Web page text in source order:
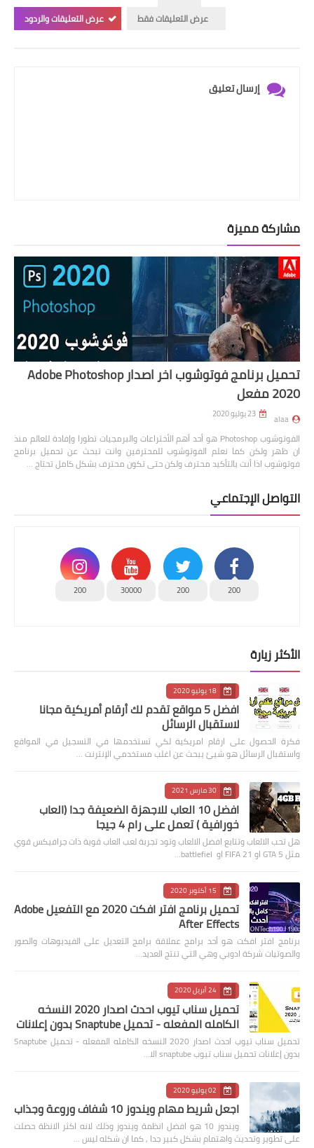
عرض التعليقات فقط
عرض التعليقات والردود
إرسال تعليق
مشاركة مميزة
تحميل برنامج فوتوشوب اخر اصدار Adobe Photoshop
2020 مفعل
alaa 23 يوليو 2020
الفوتوشوب Photoshop هو أحد أهم الأختراعات والبرمجيات تطورا وإفادة للعالم منذ
ان ظهر ولكن كما نعلم الفوتوشوب للمحترفين وانت تبحث عن تحميل برنامج
فوتوشوب اذا أنت بالتأكيد محترف ولكن حتى تكون محترف بشكل كامل تحتاج …
التواصل الإجتماعي
200
200
30000
200
الأكثر زيارة
18 يوليو 2020
افضل 5 مواقع تقدم لك أرقام أمريكية مجانا
لاستقبال الرسائل
فكرة الحصول على ارقام امريكية لكي تستخدمها في التسجيل في المواقع
واستقبال الرسائل هو شيئ يبحث عن اغلب مستخدمي الإنترنت …
30 مارس 2021
افضل 10 العاب للاجهزة الضعيفة جدا (العاب
خورافية ) تعمل على رام 4 جيجا
هل تحب الالعاب وتتابع افضل الالعاب وتود تجربة لعب العاب قوية ذات جرافيكس قوي
مثل GTA 5 او FIFA 21 او battlefiel…
15 أكتوبر 2020
تحميل برنامج افتر افكت 2020 مع التفعيل Adobe
After Effects
برنامج افتر افكت هو أحد برامج عملاقة برامج التعديل على الفيديوهات والصور
والصوتيات شركة ادوبي وهي التي تنتج العديد…
24 أبريل 2020
تحميل سناب تيوب احدث اصدار 2020 النسخه
الكامله المفعله - تحميل Snaptube بدون إعلانات
تحميل سناب تيوب احدث اصدار 2020 النسخه الكامله المفعله - تحميل Snaptube
بدون إعلانات تحميل سناب تيوب snaptube الا…
02 يوليو 2020
اجعل شريط مهام ويندوز 10 شفاف وروعة وجذاب
ويندوز 10 هو افضل انظمة ويندوز وذلك لانه اكثر الانظة حصلت
على تطوير وتحديث واهتمام بشكل كبير جدا , كما ان شكله ليس …